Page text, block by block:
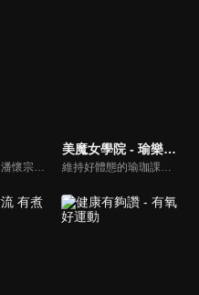
跟著詹姆士和潘懷宗博士就能輕鬆學料理！只是品嚐美食之餘，身體健康也要懂得把關，每集都會傳授生活健康資訊，破除一般飲食迷思，讓大家吃得美味、活得健康！
美魔女學院 - 瑜樂生活珈
維持好體態的瑜珈課程，有著豐富的瑜珈姿勢，伸展筋骨舒緩全身疲勞，緊緻肌肉線條，不只能雕塑美美的身材也能夠讓身心靈都暢快健康，跟上我們的腳步一起踏上瑜樂生活珈，輕鬆好上手，快樂享瘦！